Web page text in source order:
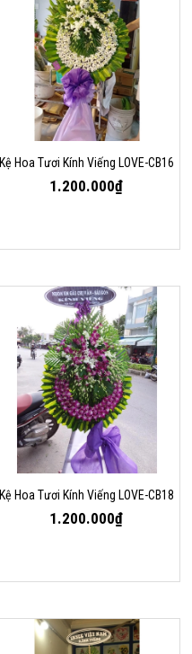
Kệ Hoa Tươi Kính Viếng LOVE-CB16
1.200.000₫
Kệ Hoa Tươi Kính Viếng LOVE-CB18
1.200.000₫